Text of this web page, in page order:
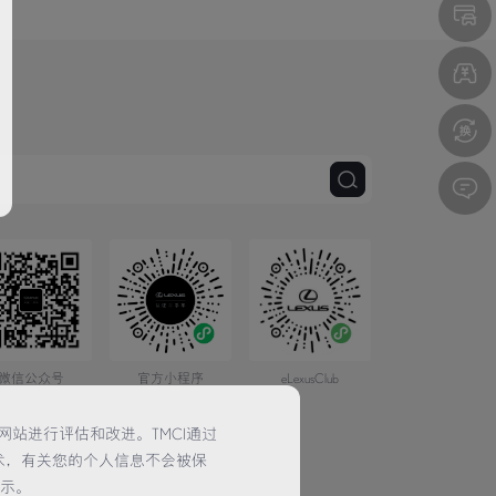
站进行评估和改进。TMCI通过
有关您的个人信息不会被保
。
信公众号 官方小程序 eLexusClub